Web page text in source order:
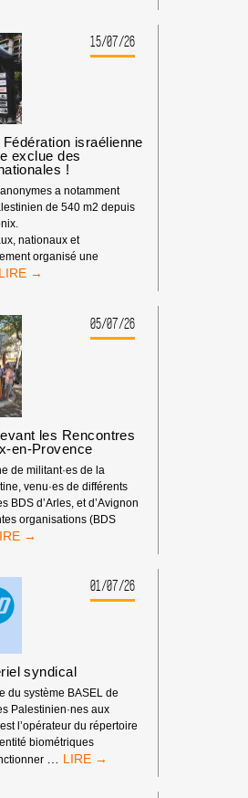
15/07/26
israélienne
exclue des
!
a notamment
de 540 m2 depuis
nationaux et
organisé une
BOYCOTT
05/07/26
les Rencontres
en-Provence
de militant·es de la
venu·es de différents
BDS d’Arles, et d’Avignon
organisations (BDS
01/07/26
syndical
du système BASEL de
Palestinien·nes aux
l’opérateur du répertoire
biométriques
… BOYCOTT